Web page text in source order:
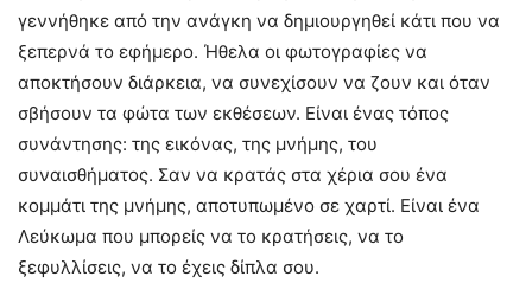
γεννήθηκε από την ανάγκη να δημιουργηθεί κάτι που να
ξεπερνά το εφήμερο. Ήθελα οι φωτογραφίες να
αποκτήσουν διάρκεια, να συνεχίσουν να ζουν και όταν
σβήσουν τα φώτα των εκθέσεων. Είναι ένας τόπος
συνάντησης: της εικόνας, της μνήμης, του
συναισθήματος. Σαν να κρατάς στα χέρια σου ένα
κομμάτι της μνήμης, αποτυπωμένο σε χαρτί. Είναι ένα
Λεύκωμα που μπορείς να το κρατήσεις, να το
ξεφυλλίσεις, να το έχεις δίπλα σου.